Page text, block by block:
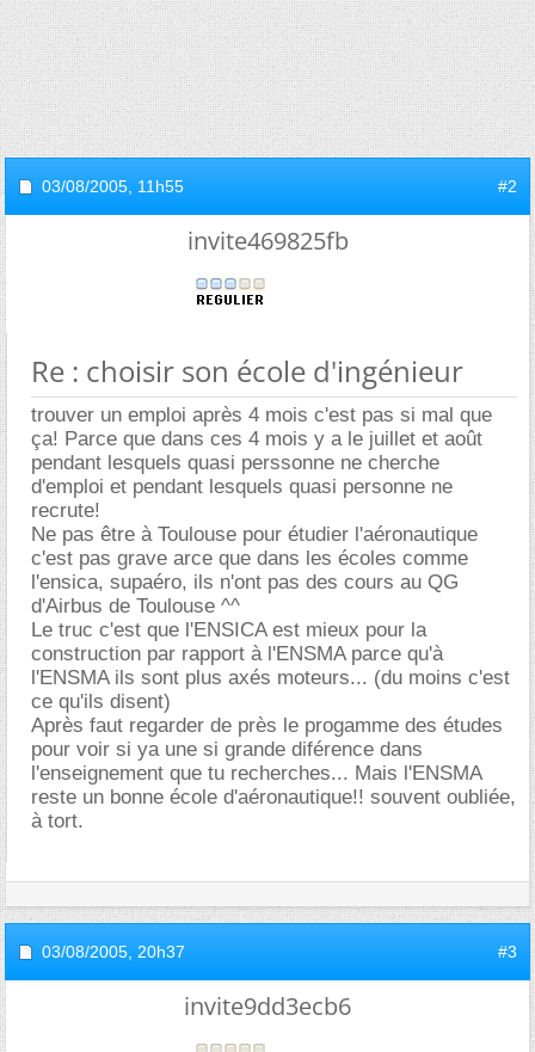
03/08/2005, 11h55 #2
invite469825fb
Re : choisir son école d'ingénieur
trouver un emploi après 4 mois c'est pas si mal que
ça! Parce que dans ces 4 mois y a le juillet et août
pendant lesquels quasi perssonne ne cherche
d'emploi et pendant lesquels quasi personne ne
recrute!
Ne pas être à Toulouse pour étudier l'aéronautique
c'est pas grave arce que dans les écoles comme
l'ensica, supaéro, ils n'ont pas des cours au QG
d'Airbus de Toulouse ^^
Le truc c'est que l'ENSICA est mieux pour la
construction par rapport à l'ENSMA parce qu'à
l'ENSMA ils sont plus axés moteurs... (du moins c'est
ce qu'ils disent)
Après faut regarder de près le progamme des études
pour voir si ya une si grande diférence dans
l'enseignement que tu recherches... Mais l'ENSMA
reste un bonne école d'aéronautique!! souvent oubliée,
à tort.
03/08/2005, 20h37 #3
invite9dd3ecb6